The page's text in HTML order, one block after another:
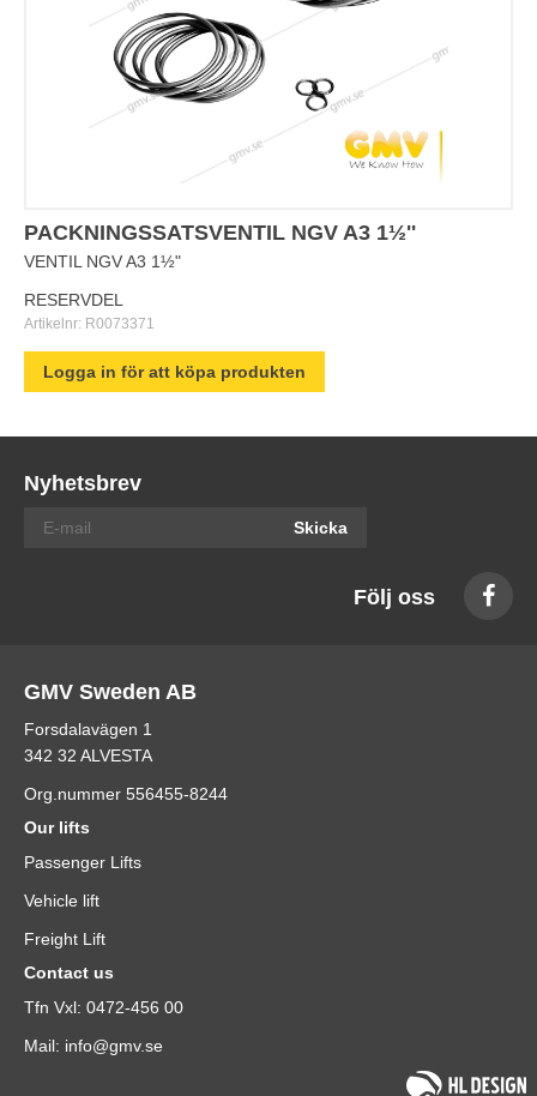
PACKNINGSSATSVENTIL NGV A3 1½''
VENTIL NGV A3 1½"
RESERVDEL
Artikelnr: R0073371
Logga in för att köpa produkten
Nyhetsbrev
Skicka
Följ oss
GMV Sweden AB
Forsdalavägen 1
342 32 ALVESTA
Org.nummer 556455-8244
Our lifts
Passenger Lifts
Vehicle lift
Freight Lift
Contact us
Tfn Vxl: 0472-456 00
Mail: info@gmv.se